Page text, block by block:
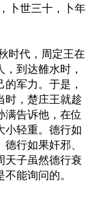
卜世三十，卜年
时代，周定王在
到达雒水时，
军力。于是，
时，楚庄王就趁
满告诉他，在位
小轻重。德行如
行如果奸邪、
天子虽然德行衰
能询问的。